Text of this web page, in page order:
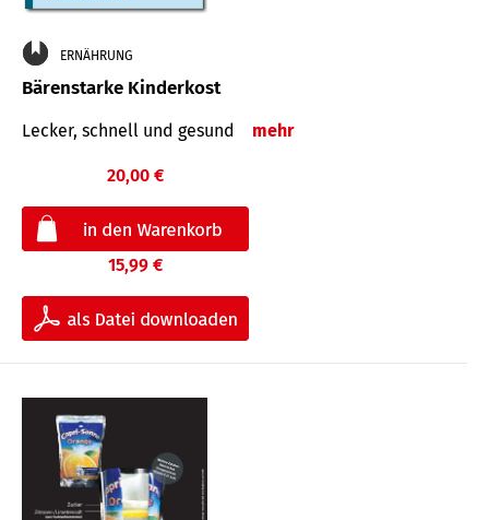
ERNÄHRUNG
Bärenstarke Kinderkost
Lecker, schnell und gesund mehr
20,00 €
15,99 €